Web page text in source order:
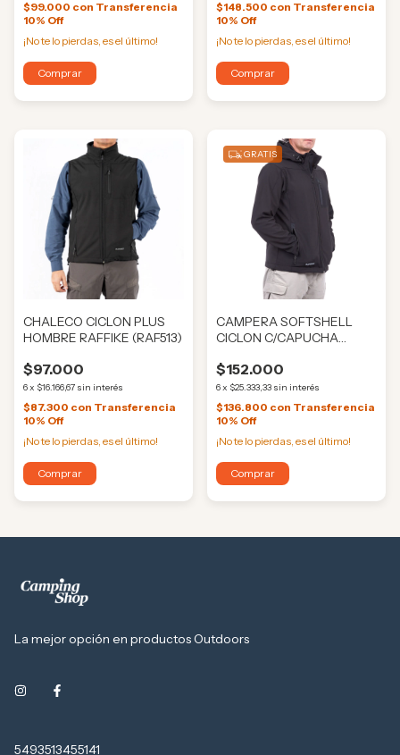
$99.000 con Transferencia
10% Off
¡No te lo pierdas, es el último!
Comprar
$148.500 con Transferencia
10% Off
¡No te lo pierdas, es el último!
Comprar
CHALECO CICLON PLUS
HOMBRE RAFFIKE (RAF513)
$97.000
6x $16.166,67 sin interés
$87.300 con Transferencia
10% Off
¡No te lo pierdas, es el último!
Comprar
GRATIS
CAMPERA SOFTSHELL
CICLON C/CAPUCHA
(RAF0020)
$152.000
6x $25.333,33 sin interés
$136.800 con Transferencia
10% Off
¡No te lo pierdas, es el último!
Comprar
La mejor opción en productos Outdoors
5493513455141